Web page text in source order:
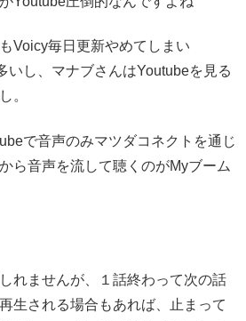
Voicy毎日更新やめてしまい
いし、マナブさんはYoutubeを見る
。
で音声のみマツダコネクトを通じ
ら音声を流して聴くのがMyブーム
れませんが、１話終わって次の話
生される場合もあれば、止まって